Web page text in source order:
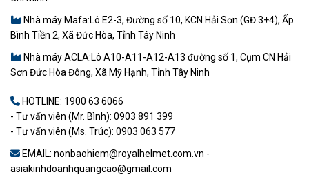
Nhà máy Mafa:Lô E2-3, Đường số 10, KCN Hải Sơn (GĐ 3+4), Ấp
Bình Tiền 2, Xã Đức Hòa, Tỉnh Tây Ninh
Nhà máy ACLA:Lô A10-A11-A12-A13 đường số 1, Cụm CN Hải
Sơn Đức Hòa Đông, Xã Mỹ Hạnh, Tỉnh Tây Ninh
HOTLINE: 1900 63 6066
- Tư vấn viên (Mr. Bình): 0903 891 399
- Tư vấn viên (Ms. Trúc): 0903 063 577
EMAIL: nonbaohiem@royalhelmet.com.vn -
asiakinhdoanhquangcao@gmail.com